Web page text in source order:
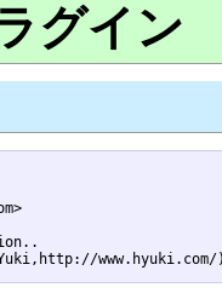
グイン